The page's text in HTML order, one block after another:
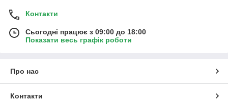
Контакти
Сьогодні працює з 09:00 до 18:00
Показати весь графік роботи
Про нас
Контакти